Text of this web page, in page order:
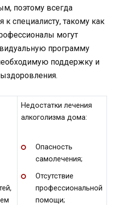
поэтому всегда
к специалисту, такому как
могут
программу
поддержку и
Недостатки лечения
алкоголизма дома:
Опасность
самолечения;
Отсутствие
профессиональной
помощи;